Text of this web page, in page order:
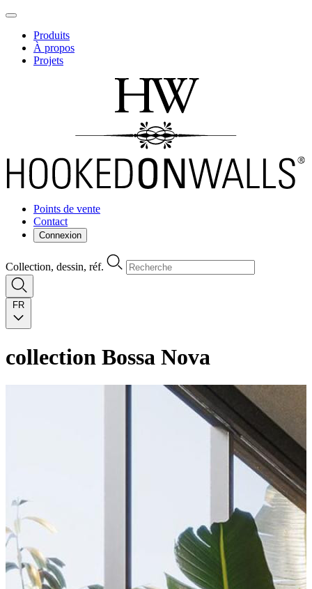
Produits
À propos
Projets
Points de vente
Contact
Connexion
Collection, dessin, réf.
FR
collection Bossa Nova